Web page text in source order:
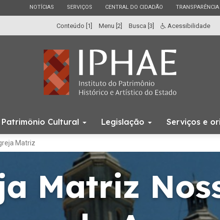
ESTADO
NOTÍCIAS ESTADO
SERVIÇOS ESTADO
CENTRAL DO CIDADÃO ESTADO
TRANSPARÊNCIA
Conteúdo [1] Menu [2] Busca [3] Acessibilidade
do
Patrimônio Cultural Legislação Serviços e
Matriz
Matriz